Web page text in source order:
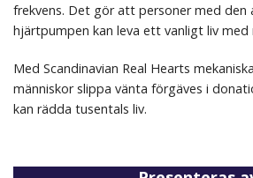
frekvens. Det gör att personer med den
hjärtpumpen kan leva ett vanligt liv
Med Scandinavian Real Hearts
människor slippa vänta förgäves i
kan rädda tusentals liv.